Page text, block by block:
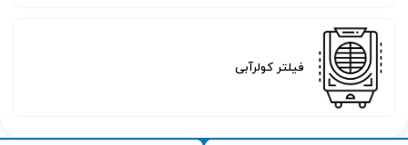
فیلتر کولرآبی